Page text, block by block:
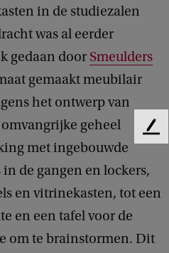
in de studiezalen
was al eerder
gedaan door Smeulders
gemaakt meubilair
het ontwerp van
geheel
met ingebouwde
de gangen en lockers,
en vitrinekasten, tot een
en een tafel voor de
om te brainstormen. Dit
F
b
k